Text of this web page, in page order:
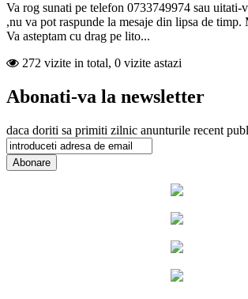
Va rog sunati pe telefon 0733749974 sau uitati-
,nu va pot raspunde la mesaje din lipsa de timp.
Va asteptam cu drag pe lito...
272 vizite in total, 0 vizite astazi
Abonati-va la newsletter
daca doriti sa primiti zilnic anunturile recent